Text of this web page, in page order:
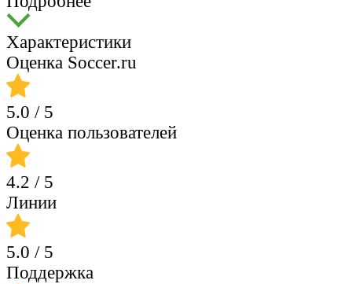
Характеристики
Оценка Soccer.ru
5.0 / 5
Оценка пользователей
4.2 / 5
Линии
5.0 / 5
Поддержка